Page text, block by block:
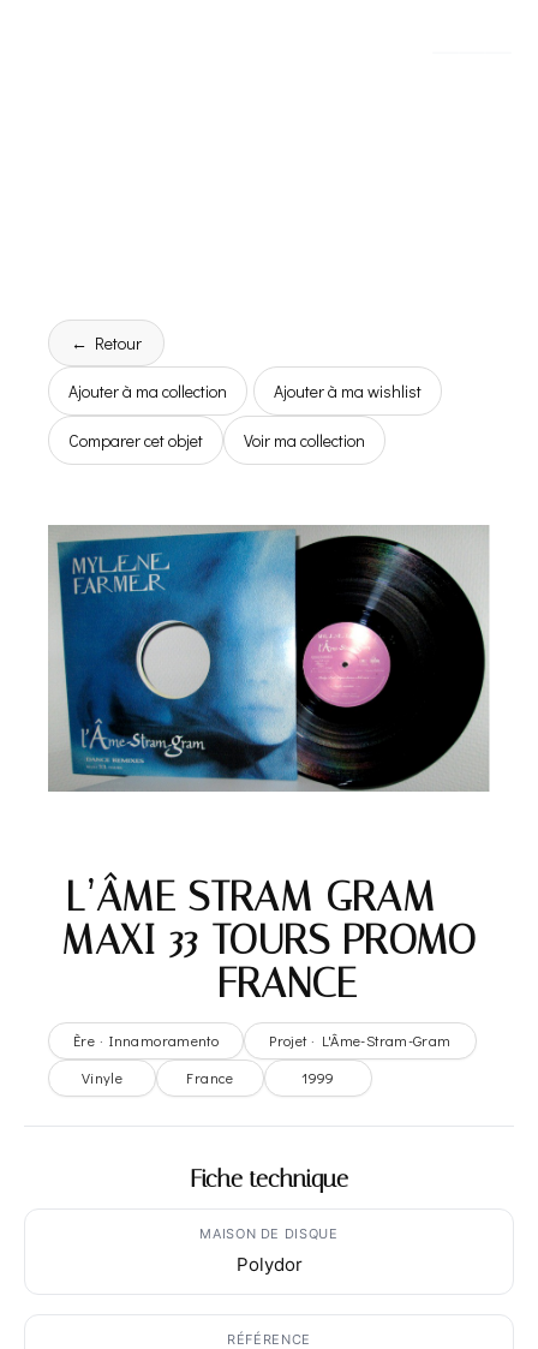
← Retour
Ajouter à ma collection Ajouter à ma wishlist
Comparer cet objet Voir ma collection
L’ÂME STRAM GRAM –
MAXI 33 TOURS PROMO
– FRANCE
Ère · Innamoramento
Projet · L'Âme-Stram-Gram
Vinyle
France 1999
Fiche technique
MAISON DE DISQUE
Polydor
RÉFÉRENCE